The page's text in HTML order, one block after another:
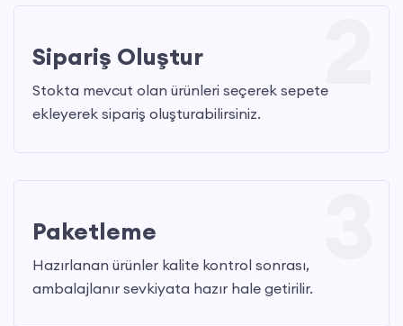
Sipariş Oluştur
Stokta mevcut olan ürünleri seçerek sepete
ekleyerek sipariş oluşturabilirsiniz.
Paketleme
Hazırlanan ürünler kalite kontrol sonrası,
ambalajlanır sevkiyata hazır hale getirilir.